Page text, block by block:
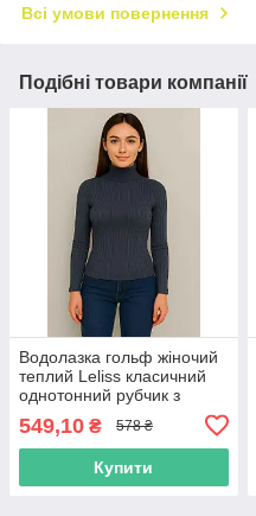
Всі умови повернення
Подібні товари компанії
Водолазка гольф жіночий
теплий Leliss класичний
однотонний рубчик з
коміром стійка графітовий
549,10 ₴ 578 ₴
Купити